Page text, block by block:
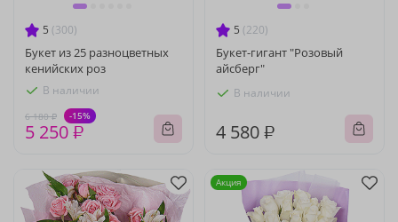
5 (300)
Букет из 25 разноцветных
кенийских роз
В наличии
6 180 ₽ -15%
5 250 ₽
5 (220)
Букет-гигант "Розовый
айсберг"
В наличии
4 580 ₽
Акция